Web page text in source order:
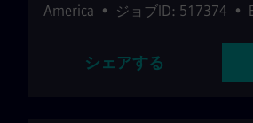
America • ジョブID: 517374 •
シェアする